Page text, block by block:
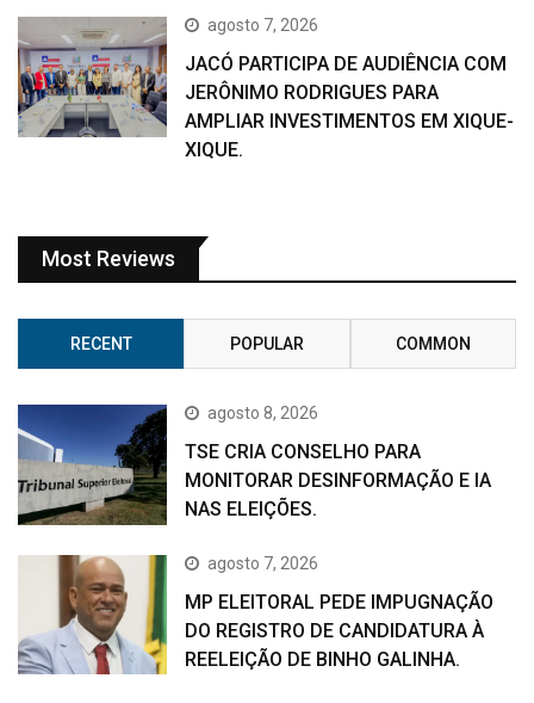
agosto 7, 2026
JACÓ PARTICIPA DE AUDIÊNCIA COM
JERÔNIMO RODRIGUES PARA
AMPLIAR INVESTIMENTOS EM XIQUE-
XIQUE.
Most Reviews
RECENT POPULAR COMMON
agosto 8, 2026
TSE CRIA CONSELHO PARA
MONITORAR DESINFORMAÇÃO E IA
NAS ELEIÇÕES.
agosto 7, 2026
MP ELEITORAL PEDE IMPUGNAÇÃO
DO REGISTRO DE CANDIDATURA À
REELEIÇÃO DE BINHO GALINHA.